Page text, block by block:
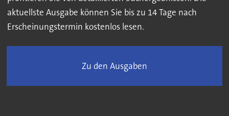
aktuellste Ausgabe können Sie bis zu 14 Tage nach
Erscheinungstermin kostenlos lesen.
Zu den Ausgaben